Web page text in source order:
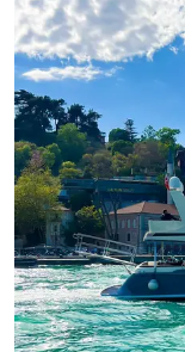
Bebek, İstanbul
Hold Your
Geräumig and